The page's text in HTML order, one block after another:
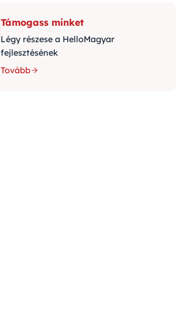
Támogass minket
Légy részese a HelloMagyar
fejlesztésének
Tovább